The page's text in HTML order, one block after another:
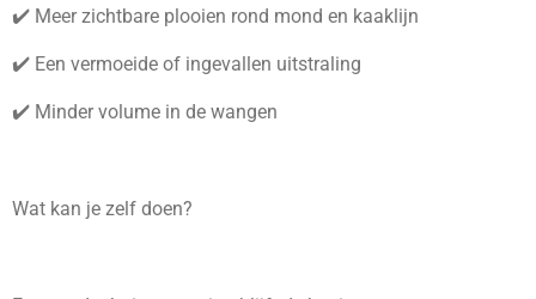
✔️ Meer zichtbare plooien rond mond en kaaklijn
✔️ Een vermoeide of ingevallen uitstraling
✔️ Minder volume in de wangen
Wat kan je zelf doen?